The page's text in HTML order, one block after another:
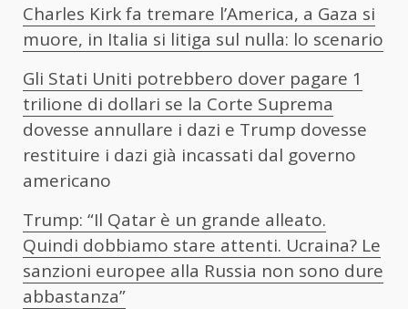
Charles Kirk fa tremare l’America, a Gaza si
muore, in Italia si litiga sul nulla: lo scenario
Gli Stati Uniti potrebbero dover pagare 1
trilione di dollari se la Corte Suprema
dovesse annullare i dazi e Trump dovesse
restituire i dazi già incassati dal governo
americano
Trump: “Il Qatar è un grande alleato.
Quindi dobbiamo stare attenti. Ucraina? Le
sanzioni europee alla Russia non sono dure
abbastanza”